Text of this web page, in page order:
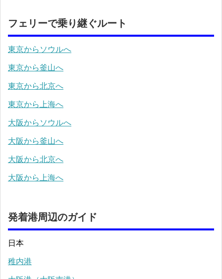
フェリーで乗り継ぐルート
東京からソウルへ
東京から釜山へ
東京から北京へ
東京から上海へ
大阪からソウルへ
大阪から釜山へ
大阪から北京へ
大阪から上海へ
発着港周辺のガイド
日本
稚内港